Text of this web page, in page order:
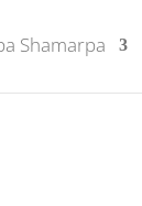
Shamarpa